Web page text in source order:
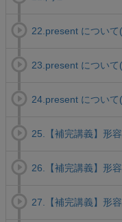
22.present について
23.present について
24.present について
25.【補完講義】形
26.【補完講義】形
27.【補完講義】形